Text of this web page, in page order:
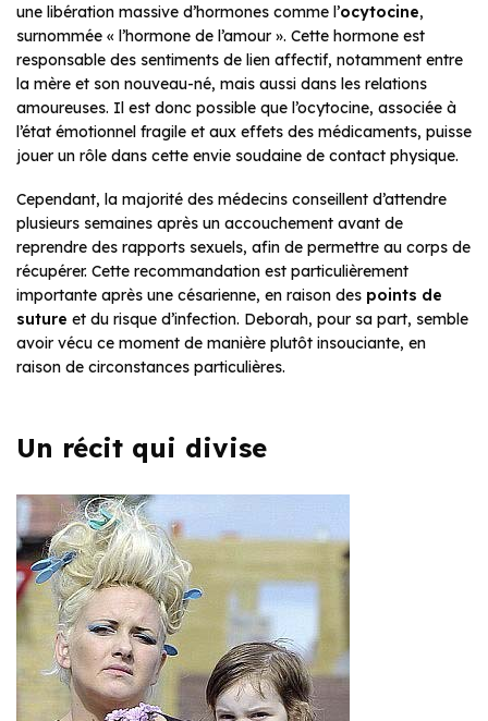
une libération massive d’hormones comme l’ocytocine,
surnommée « l’hormone de l’amour ». Cette hormone est
responsable des sentiments de lien affectif, notamment entre
la mère et son nouveau-né, mais aussi dans les relations
amoureuses. Il est donc possible que l’ocytocine, associée à
l’état émotionnel fragile et aux effets des médicaments, puisse
jouer un rôle dans cette envie soudaine de contact physique.
Cependant, la majorité des médecins conseillent d’attendre
plusieurs semaines après un accouchement avant de
reprendre des rapports sexuels, afin de permettre au corps de
récupérer. Cette recommandation est particulièrement
importante après une césarienne, en raison des points de
suture et du risque d’infection. Deborah, pour sa part, semble
avoir vécu ce moment de manière plutôt insouciante, en
raison de circonstances particulières.
Un récit qui divise